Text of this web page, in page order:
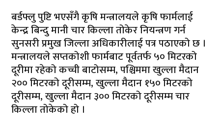
बर्डफ्लु पुष्टि भएसँगै कृषि मन्त्रालयले कृषि फार्मलाई
केन्द्र बिन्दु मानी चार किल्ला तोकेर नियन्त्रण गर्न
सुनसरी प्रमुख जिल्ला अधिकारीलाई पत्र पठाएको छ ।
मन्त्रालयले सप्तकोशी फार्मबाट पूर्वतर्फ ५० मिटरको
दूरीमा रहेको कच्ची बाटोसम्म, पश्चिममा खुल्ला मैदान
२०० मिटरको दूरीसम्म, खुल्ला मैदान १५० मिटरको
दूरीसम्म, खुल्ला मैदान ३०० मिटरको दूरीसम्म चार
किल्ला तोकेको हो ।